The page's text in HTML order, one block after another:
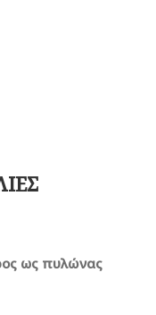
ως πυλώνας